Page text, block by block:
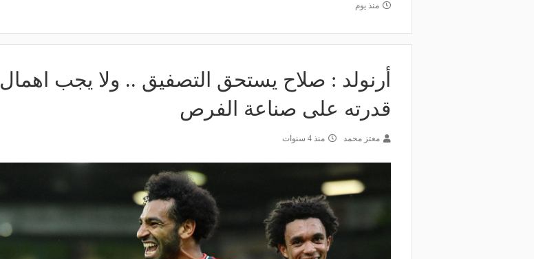
منذ يوم
أرنولد : صلاح يستحق التصفيق .. ولا يجب اهمال
قدرته على صناعة الفرص
معتز محمد منذ 4 سنوات